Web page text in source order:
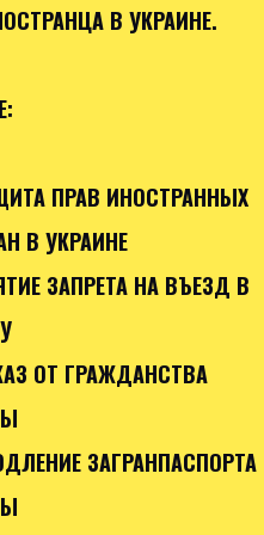
В УКРАИНЕ.
ПРАВ ИНОСТРАННЫХ
В УКРАИНЕ
ЗАПРЕТА НА ВЪЕЗД В
ОТ ГРАЖДАНСТВА
ЗАГРАНПАСПОРТА